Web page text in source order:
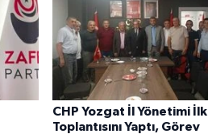
CHP Yozgat İl Yönetimi İlk
Toplantısını Yaptı, Görev